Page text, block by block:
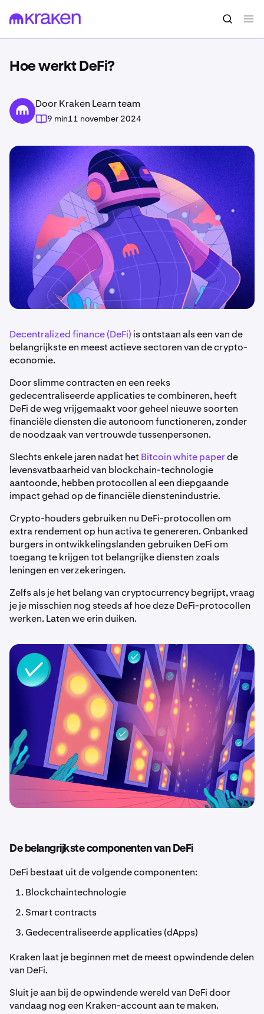
Hoe werkt DeFi?
Door Kraken Learn team
9 min11 november 2024
Decentralized finance (DeFi) is ontstaan als een van de
belangrijkste en meest actieve sectoren van de crypto-
economie.
Door slimme contracten en een reeks
gedecentraliseerde applicaties te combineren, heeft
DeFi de weg vrijgemaakt voor geheel nieuwe soorten
financiële diensten die autonoom functioneren, zonder
de noodzaak van vertrouwde tussenpersonen.
Slechts enkele jaren nadat hetBitcoin white paperde
levensvatbaarheid van blockchain-technologie
aantoonde, hebben protocollen al een diepgaande
impact gehad op de financiële dienstenindustrie.
Crypto-houders gebruiken nu DeFi-protocollen om
extra rendement op hun activa te genereren. Onbanked
burgers in ontwikkelingslanden gebruiken DeFi om
toegang te krijgen tot belangrijke diensten zoals
leningen en verzekeringen.
Zelfs als je het belang van cryptocurrency begrijpt, vraag
je je misschien nog steeds af hoe deze DeFi-protocollen
werken. Laten we erin duiken.
De belangrijkste componenten van DeFi
DeFi bestaat uit de volgende componenten:
Blockchaintechnologie
Smart contracts
Gedecentraliseerde applicaties (dApps)
Kraken laat je beginnen met de meest opwindende delen
van DeFi.
Sluit je aan bij de opwindende wereld van DeFi door
vandaag nog een Kraken-account aan te maken.